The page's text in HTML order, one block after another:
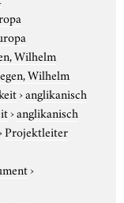
Wilhelm
Wilhelm
›anglikanisch
›anglikanisch
Projektleiter
›